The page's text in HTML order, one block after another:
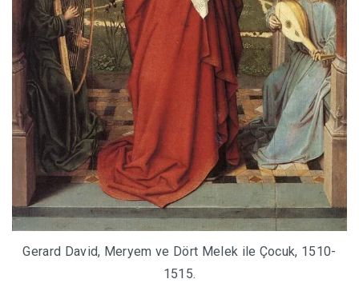
Gerard David, Meryem ve Dört Melek ile Çocuk, 1510-
1515.